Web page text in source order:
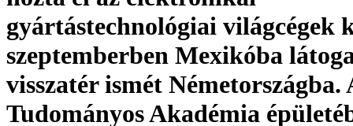
gyártástechnológiai világcégek
szeptemberben Mexikóba
visszatér ismét Németországba.
Tudományos Akadémia